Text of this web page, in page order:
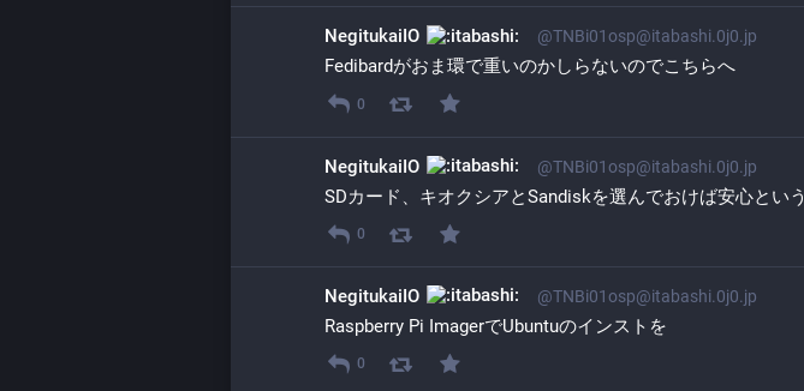
NegitukaiIO @TNBi01osp@itabashi.0j0.jp
Fedibardがおま環で重いのかしらないのでこちらへ
0
NegitukaiIO @TNBi01osp@itabashi.0j0.jp
SDカード、キオクシアとSandiskを選んでおけば安心という
0
NegitukaiIO @TNBi01osp@itabashi.0j0.jp
Raspberry Pi ImagerでUbuntuのインストを
0